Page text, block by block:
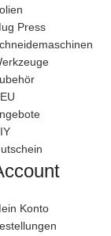
Press
Konto